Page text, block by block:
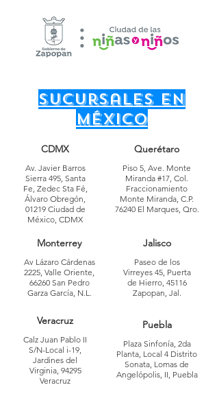
sucursales en
México
CDMX
Av. Javier Barros
Sierra 495, Santa
Fe, Zedec Sta Fé,
Álvaro Obregón,
01219 Ciudad de
México, CDMX
Monterrey
Av Lázaro Cárdenas
2225, Valle Oriente,
66260 San Pedro
Garza García, N.L.
Veracruz
Calz Juan Pablo II
S/N-Local i-19,
Jardines del
Virginia, 94295
Veracruz
Querétaro
Piso 5, Ave. Monte
Miranda #17, Col.
Fraccionamiento
Monte Miranda, C.P.
76240 El Marques, Qro.
Jalisco
Paseo de los
Virreyes 45, Puerta
de Hierro, 45116
Zapopan, Jal.
Puebla
Plaza Sinfonía, 2da
Planta, Local 4 Distrito
Sonata, Lomas de
Angelópolis, II, Puebla